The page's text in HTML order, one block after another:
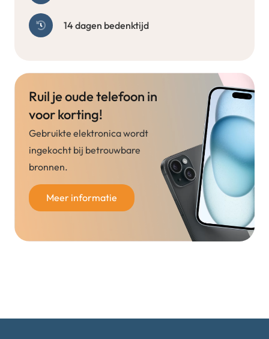
14 dagen bedenktijd
Ruil je oude telefoon in
voor korting!
Gebruikte elektronica wordt
ingekocht bij betrouwbare
bronnen.
Meer informatie